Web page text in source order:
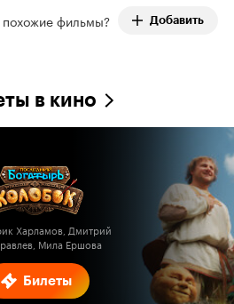
похожие фильмы? Добавить
в кино
Билеты
Харламов, Дмитрий
Мила Ершова